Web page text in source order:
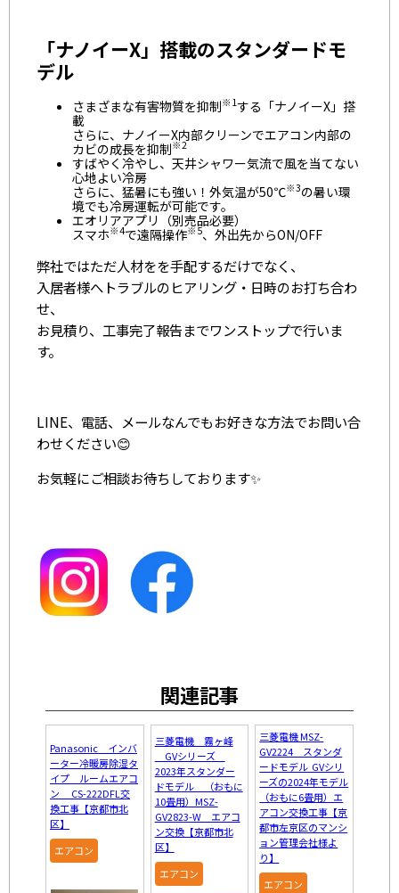
「ナノイーX」搭載のスタンダードモ
デル
さまざまな有害物質を抑制※1する「ナノイーX」搭
載
さらに、ナノイーX内部クリーンでエアコン内部の
カビの成長を抑制※2
すばやく冷やし、天井シャワー気流で風を当てない
心地よい冷房
さらに、猛暑にも強い！外気温が50℃※3の暑い環
境でも冷房運転が可能です。
エオリアアプリ（別売品必要）
スマホ※4で遠隔操作※5、外出先からON/OFF
弊社ではただ人材をを手配するだけでなく、
入居者様へトラブルのヒアリング・日時のお打ち合わ
せ、
お見積り、工事完了報告までワンストップで行いま
す。
LINE、電話、メールなんでもお好きな方法でお問い合
わせください😊
お気軽にご相談お待ちしております✨
関連記事
Panasonic インバ
ーター冷暖房除湿タ
イプ ルームエアコ
ン CS-222DFL交
換工事【京都市北
区】
エアコン
三菱電機 霧ヶ峰
GVシリーズ
2023年スタンダー
ドモデル （おもに
10畳用）MSZ-
GV2823-W エアコ
ン交換【京都市北
区】
エアコン
三菱電機 MSZ-
GV2224 スタンダ
ードモデル GVシリ
ーズの2024年モデル
（おもに6畳用）エ
アコン交換工事【京
都市左京区のマンシ
ョン管理会社様よ
り】
エアコン